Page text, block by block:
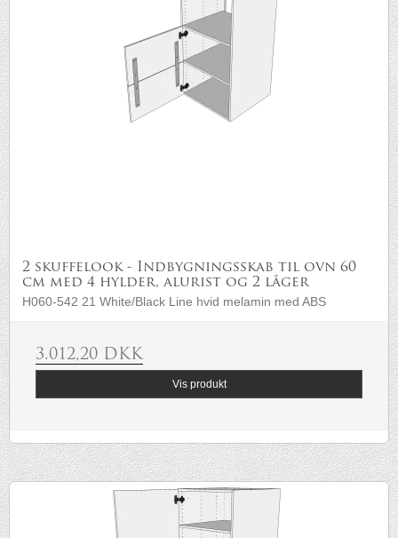
2 skuffelook - Indbygningsskab til ovn 60
cm med 4 hylder, alurist og 2 låger
H060-542 21 White/Black Line hvid melamin med ABS
3.012,20 DKK
Vis produkt